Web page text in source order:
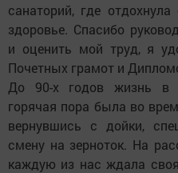
санаторий, где
здоровье. Спасибо
и оценить мой труд, я
Почетных грамот и
До 90-х годов жизнь в
горячая пора была во
вернувшись с дойки,
смену на зерноток. На
каждую из нас ждала